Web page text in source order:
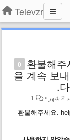
Televzr
0 환불해
을 계속 보
شهر •
1
환불해주세요.